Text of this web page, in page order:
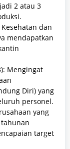
2 atau 3
Kesehatan dan
mendapatkan
Mengingat
Diri) yang
personel.
yang
target